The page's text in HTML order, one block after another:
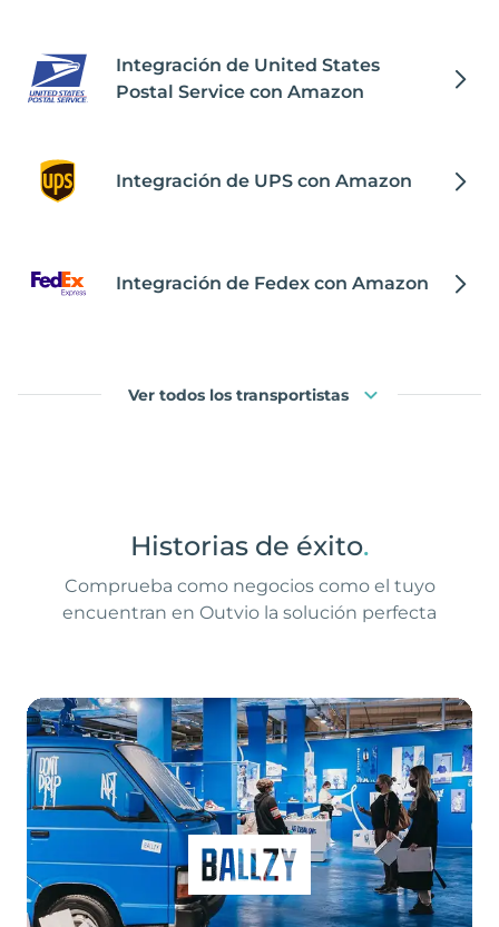
Integración de United States
Postal Service con Amazon
Integración de UPS con Amazon
Integración de Fedex con Amazon
Ver todos los transportistas
Historias de éxito.
Comprueba como negocios como el tuyo
encuentran en Outvio la solución perfecta